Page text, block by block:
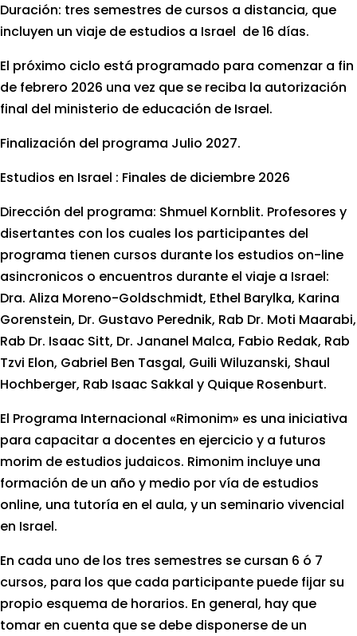
Duración: tres semestres de cursos a distancia, que
incluyen un viaje de estudios a Israel de 16 días.
El próximo ciclo está programado para comenzar a fin
de febrero 2026 una vez que se reciba la autorización
final del ministerio de educación de Israel.
Finalización del programa Julio 2027.
Estudios en Israel : Finales de diciembre 2026
Dirección del programa: Shmuel Kornblit. Profesores y
disertantes con los cuales los participantes del
programa tienen cursos durante los estudios on-line
asincronicos o encuentros durante el viaje a Israel:
Dra. Aliza Moreno-Goldschmidt, Ethel Barylka, Karina
Gorenstein, Dr. Gustavo Perednik, Rab Dr. Moti Maarabi,
Rab Dr. Isaac Sitt, Dr. Jananel Malca, Fabio Redak, Rab
Tzvi Elon, Gabriel Ben Tasgal, Guili Wiluzanski, Shaul
Hochberger, Rab Isaac Sakkal y Quique Rosenburt.
El Programa Internacional «Rimonim» es una iniciativa
para capacitar a docentes en ejercicio y a futuros
morim de estudios judaicos. Rimonim incluye una
formación de un año y medio por vía de estudios
online, una tutoría en el aula, y un seminario vivencial
en Israel.
En cada uno de los tres semestres se cursan 6 ó 7
cursos, para los que cada participante puede fijar su
propio esquema de horarios. En general, hay que
tomar en cuenta que se debe disponerse de un